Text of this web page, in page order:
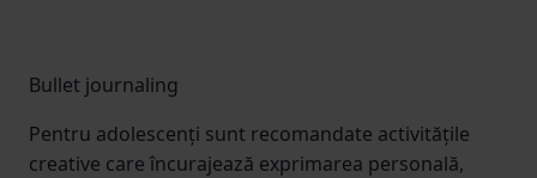
Bullet journaling
Pentru adolescenți sunt recomandate activitățile
creative care încurajează exprimarea personală,